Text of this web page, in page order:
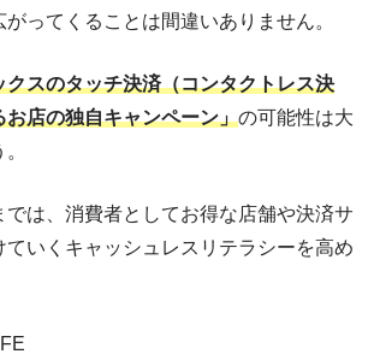
ってくることは間違いありません。
クスのタッチ決済（コンタクトレス決
お店の独自キャンペーン」の可能性は大
では、消費者としてお得な店舗や決済サ
ていくキャッシュレスリテラシーを高め